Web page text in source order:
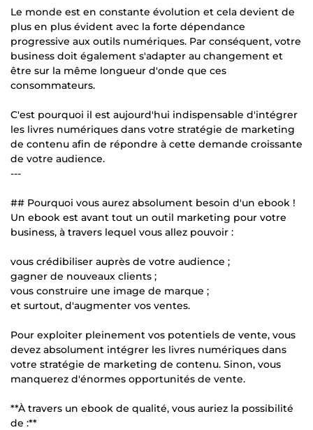
Le monde est en constante évolution et cela devient de
plus en plus évident avec la forte dépendance
progressive aux outils numériques. Par conséquent, votre
business doit également s'adapter au changement et
être sur la même longueur d'onde que ces
consommateurs.
C'est pourquoi il est aujourd'hui indispensable d'intégrer
les livres numériques dans votre stratégie de marketing
de contenu afin de répondre à cette demande croissante
de votre audience.
---
## Pourquoi vous aurez absolument besoin d'un ebook !
Un ebook est avant tout un outil marketing pour votre
business, à travers lequel vous allez pouvoir :
vous crédibiliser auprès de votre audience ;
gagner de nouveaux clients ;
vous construire une image de marque ;
et surtout, d'augmenter vos ventes.
Pour exploiter pleinement vos potentiels de vente, vous
devez absolument intégrer les livres numériques dans
votre stratégie de marketing de contenu. Sinon, vous
manquerez d'énormes opportunités de vente.
**À travers un ebook de qualité, vous auriez la possibilité
de :**